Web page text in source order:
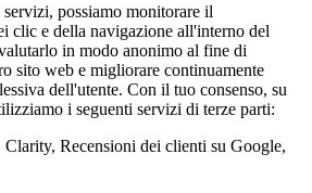
possiamo monitorare il
clic e della navigazione all'interno del
in modo anonimo al fine di
sito web e migliorare continuamente
dell'utente. Con il tuo consenso, su
i seguenti servizi di terze parti:
Recensioni dei clienti su Google,